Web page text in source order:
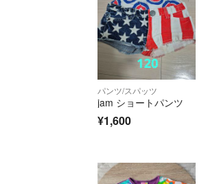
パンツ/スパッツ
jam ショートパンツ
¥1,600